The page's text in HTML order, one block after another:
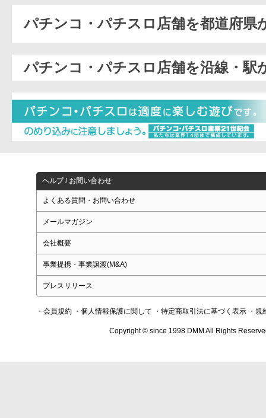
パチンコ・パチスロ店舗を都道府県
パチンコ・パチスロ店舗を沿線・駅
ヘルプ / お問い合わせ
よくある質問・お問い合わせ
メールマガジン
会社概要
事業提携・事業譲渡(M&A)
プレスリリース
・会員規約 ・個人情報保護に関して ・特定商取引法に基づく表示 ・規
Copyright © since 1998 DMM All Rights